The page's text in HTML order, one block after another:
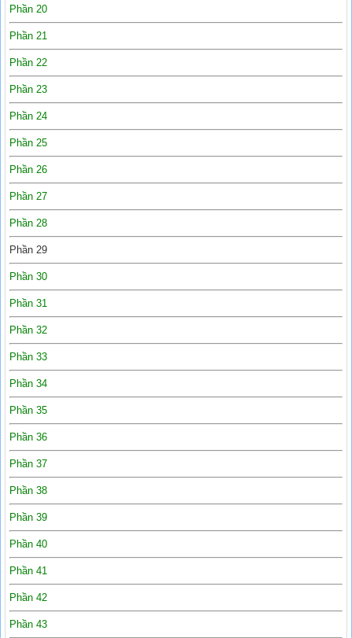
Phần 20
Phần 21
Phần 22
Phần 23
Phần 24
Phần 25
Phần 26
Phần 27
Phần 28
Phần 29
Phần 30
Phần 31
Phần 32
Phần 33
Phần 34
Phần 35
Phần 36
Phần 37
Phần 38
Phần 39
Phần 40
Phần 41
Phần 42
Phần 43